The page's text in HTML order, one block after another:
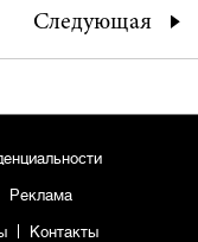
Следующая
Реклама
Контакты